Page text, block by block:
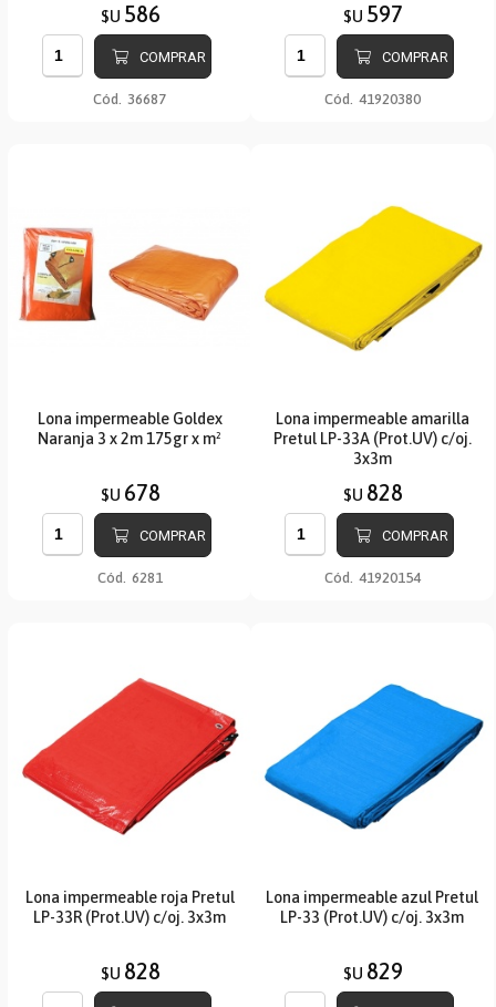
$U 586
COMPRAR
Cód. 36687
$U 597
COMPRAR
Cód. 41920380
Lona impermeable Goldex
Naranja 3 x 2m 175gr x m²
$U 678
COMPRAR
Cód. 6281
Lona impermeable amarilla
Pretul LP-33A (Prot.UV) c/oj.
3x3m
$U 828
COMPRAR
Cód. 41920154
Lona impermeable roja Pretul
LP-33R (Prot.UV) c/oj. 3x3m
$U 828
Lona impermeable azul Pretul
LP-33 (Prot.UV) c/oj. 3x3m
$U 829